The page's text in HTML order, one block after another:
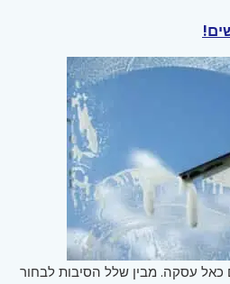
כאל עסקה. מבין שלל הסיבות לבחור